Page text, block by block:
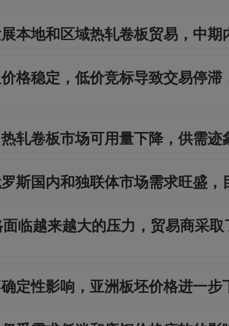
本地和区域热轧卷板贸易，中期
格稳定，低价竞标导致交易停
轧卷板市场可用量下降，供需迹
斯国内和独联体市场需求旺盛
临越来越大的压力，贸易商采
定性影响，亚洲板坯价格进一步